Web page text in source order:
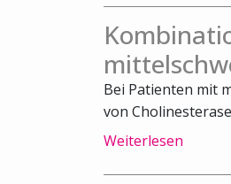
Bei Patienten mit
von
Weiterlesen